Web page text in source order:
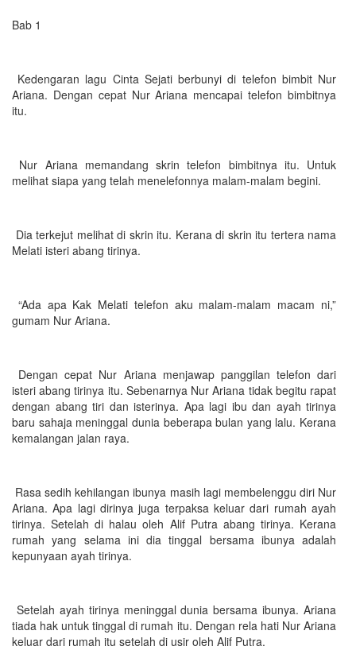
Bab 1
Kedengaran lagu Cinta Sejati berbunyi di telefon bimbit Nur
Ariana. Dengan cepat Nur Ariana mencapai telefon bimbitnya
itu.
Nur Ariana memandang skrin telefon bimbitnya itu. Untuk
melihat siapa yang telah menelefonnya malam-malam begini.
Dia terkejut melihat di skrin itu. Kerana di skrin itu tertera nama
Melati isteri abang tirinya.
“Ada apa Kak Melati telefon aku malam-malam macam ni,”
gumam Nur Ariana.
Dengan cepat Nur Ariana menjawap panggilan telefon dari
isteri abang tirinya itu. Sebenarnya Nur Ariana tidak begitu rapat
dengan abang tiri dan isterinya. Apa lagi ibu dan ayah tirinya
baru sahaja meninggal dunia beberapa bulan yang lalu. Kerana
kemalangan jalan raya.
Rasa sedih kehilangan ibunya masih lagi membelenggu diri Nur
Ariana. Apa lagi dirinya juga terpaksa keluar dari rumah ayah
tirinya. Setelah di halau oleh Alif Putra abang tirinya. Kerana
rumah yang selama ini dia tinggal bersama ibunya adalah
kepunyaan ayah tirinya.
Setelah ayah tirinya meninggal dunia bersama ibunya. Ariana
tiada hak untuk tinggal di rumah itu. Dengan rela hati Nur Ariana
keluar dari rumah itu setelah di usir oleh Alif Putra.